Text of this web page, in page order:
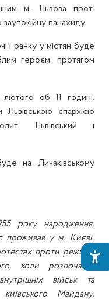
м. Львова прот.
панахиду.
і ранку у містян буде
героєм, протягом
об 11 годині.
єпархією
Львівський і
на Личаківському
року народження,
проживав у м. Києві.
проти режиму
коли розпочався
військ та
київського Майдану,